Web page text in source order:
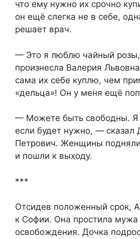
что ему нужно их срочно
он ещё слегка не в себе,
решает врач.​
​— Это я люблю чайный
произнесла Валерия
сама их себе куплю, чем
«дельца»! Он у меня ещё
​— Можете быть свободны. Я
если будет нужно, — сказал
Петрович. Женщины
и пошли к выходу.​
​***​
​Отсидев положенный срок,
к Софии. Она простила
освобождения. Дочка